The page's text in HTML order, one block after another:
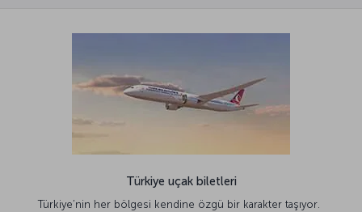
Türkiye uçak biletleri
Türkiye’nin her bölgesi kendine özgü bir karakter taşıyor.